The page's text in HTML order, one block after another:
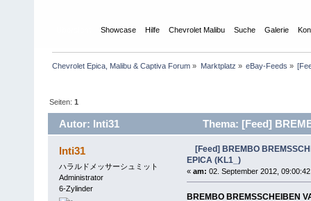
Showcase Hilfe Chevrolet Malibu Suche Galerie
Chevrolet Epica, Malibu & Captiva Forum » Marktplatz » eBay-Feeds »
Seiten:1
Autor: Inti31
Thema: [Feed]
12644 mal)
Inti31
ハラルドメッサーシュミット
Administrator
6-Zylinder
[Feed] BREMBO
EPICA (KL1_)
« am: 02. September 2012,
BREMBO BREMSSCHEIBEN